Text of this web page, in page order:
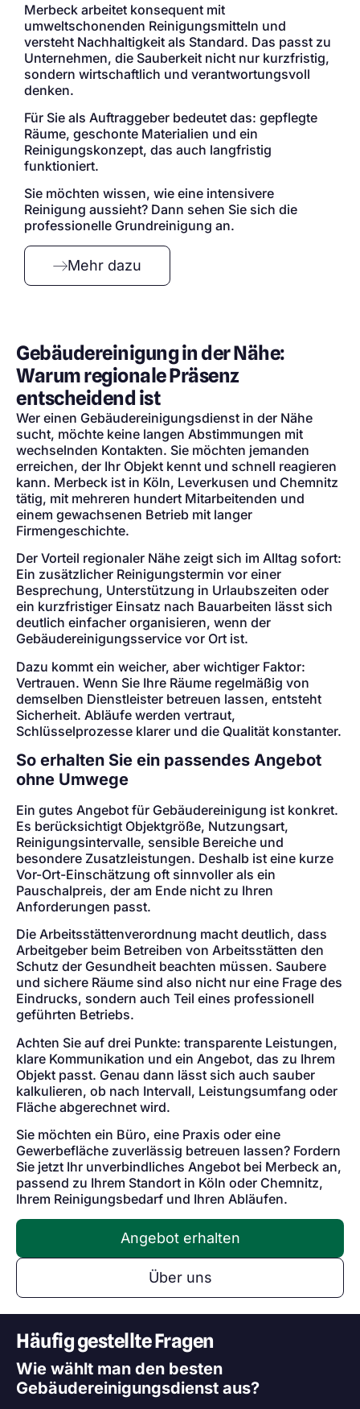
Merbeck arbeitet konsequent mit
umweltschonenden Reinigungsmitteln und
versteht Nachhaltigkeit als Standard. Das passt zu
Unternehmen, die Sauberkeit nicht nur kurzfristig,
sondern wirtschaftlich und verantwortungsvoll
denken.
Für Sie als Auftraggeber bedeutet das: gepflegte
Räume, geschonte Materialien und ein
Reinigungskonzept, das auch langfristig
funktioniert.
Sie möchten wissen, wie eine intensivere
Reinigung aussieht? Dann sehen Sie sich die
professionelle Grundreinigung an.
Mehr dazu
Gebäudereinigung in der Nähe:
Warum regionale Präsenz
entscheidend ist
Wer einen Gebäudereinigungsdienst in der Nähe
sucht, möchte keine langen Abstimmungen mit
wechselnden Kontakten. Sie möchten jemanden
erreichen, der Ihr Objekt kennt und schnell reagieren
kann. Merbeck ist in Köln, Leverkusen und Chemnitz
tätig, mit mehreren hundert Mitarbeitenden und
einem gewachsenen Betrieb mit langer
Firmengeschichte.
Der Vorteil regionaler Nähe zeigt sich im Alltag sofort:
Ein zusätzlicher Reinigungstermin vor einer
Besprechung, Unterstützung in Urlaubszeiten oder
ein kurzfristiger Einsatz nach Bauarbeiten lässt sich
deutlich einfacher organisieren, wenn der
Gebäudereinigungsservice vor Ort ist.
Dazu kommt ein weicher, aber wichtiger Faktor:
Vertrauen. Wenn Sie Ihre Räume regelmäßig von
demselben Dienstleister betreuen lassen, entsteht
Sicherheit. Abläufe werden vertraut,
Schlüsselprozesse klarer und die Qualität konstanter.
So erhalten Sie ein passendes Angebot
ohne Umwege
Ein gutes Angebot für Gebäudereinigung ist konkret.
Es berücksichtigt Objektgröße, Nutzungsart,
Reinigungsintervalle, sensible Bereiche und
besondere Zusatzleistungen. Deshalb ist eine kurze
Vor-Ort-Einschätzung oft sinnvoller als ein
Pauschalpreis, der am Ende nicht zu Ihren
Anforderungen passt.
Die Arbeitsstättenverordnung macht deutlich, dass
Arbeitgeber beim Betreiben von Arbeitsstätten den
Schutz der Gesundheit beachten müssen. Saubere
und sichere Räume sind also nicht nur eine Frage des
Eindrucks, sondern auch Teil eines professionell
geführten Betriebs.
Achten Sie auf drei Punkte: transparente Leistungen,
klare Kommunikation und ein Angebot, das zu Ihrem
Objekt passt. Genau dann lässt sich auch sauber
kalkulieren, ob nach Intervall, Leistungsumfang oder
Fläche abgerechnet wird.
Sie möchten ein Büro, eine Praxis oder eine
Gewerbefläche zuverlässig betreuen lassen? Fordern
Sie jetzt Ihr unverbindliches Angebot bei Merbeck an,
passend zu Ihrem Standort in Köln oder Chemnitz,
Ihrem Reinigungsbedarf und Ihren Abläufen.
Angebot erhalten
Über uns
Häufig gestellte Fragen
Wie wählt man den besten
Gebäudereinigungsdienst aus?